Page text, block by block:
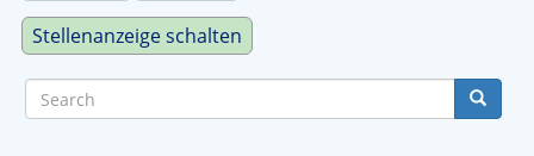
Stellenanzeige schalten